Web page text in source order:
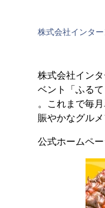
株式会社インター
株式会社イン
ベント「ふる
。これまで毎
賑やかなグル
公式ホームペー